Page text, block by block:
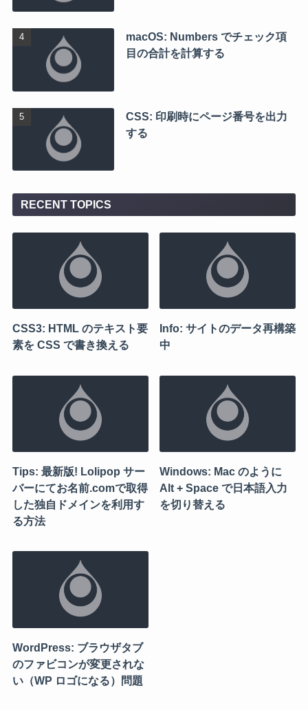
macOS: Numbers でチェック項
目の合計を計算する
CSS: 印刷時にページ番号を出力
する
RECENT TOPICS
CSS3: HTML のテキスト要
素を CSS で書き換える
Info: サイトのデータ再構築
中
Tips: 最新版! Lolipop サー
バーにてお名前.comで取得
した独自ドメインを利用す
る方法
Windows: Mac のように
Alt + Space で日本語入力
を切り替える
WordPress: ブラウザタブ
のファビコンが変更されな
い（WP ロゴになる）問題